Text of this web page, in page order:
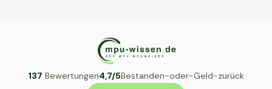
137 Bewertungen4,7/5Bestanden-oder-Geld-zurück